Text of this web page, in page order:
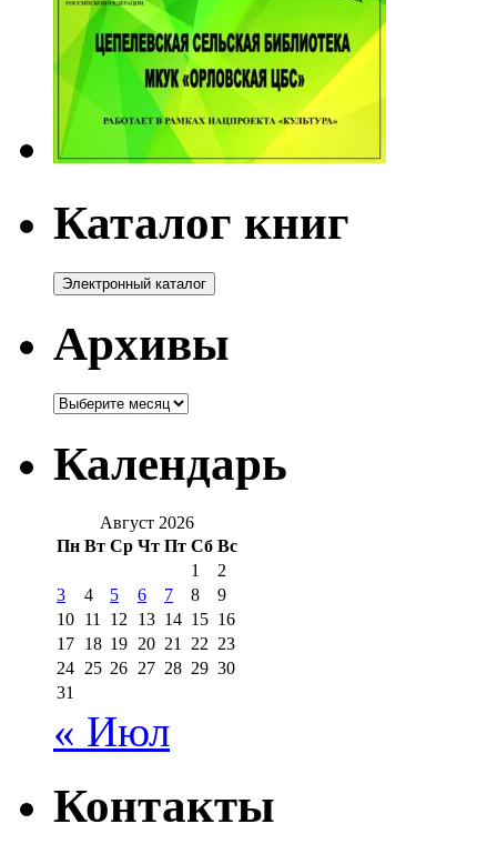
Каталог книг
Архивы
Архивы
Календарь
Август 2026
Пн Вт Ср Чт Пт Сб Вс
1
2
3
4 5 6 7 8
9
10 11 12 13 14 15 16
17 18 19 20 21 22 23
24 25 26 27 28 29 30
31
« Июл
Контакты